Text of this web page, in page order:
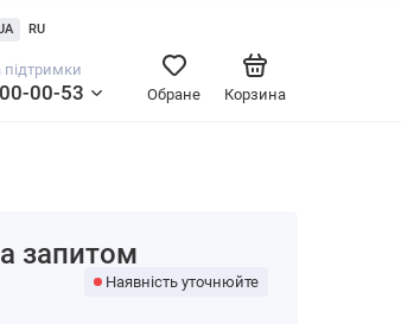
RU
00-53 Корзина
Обране
запитом
Наявність уточнюйте